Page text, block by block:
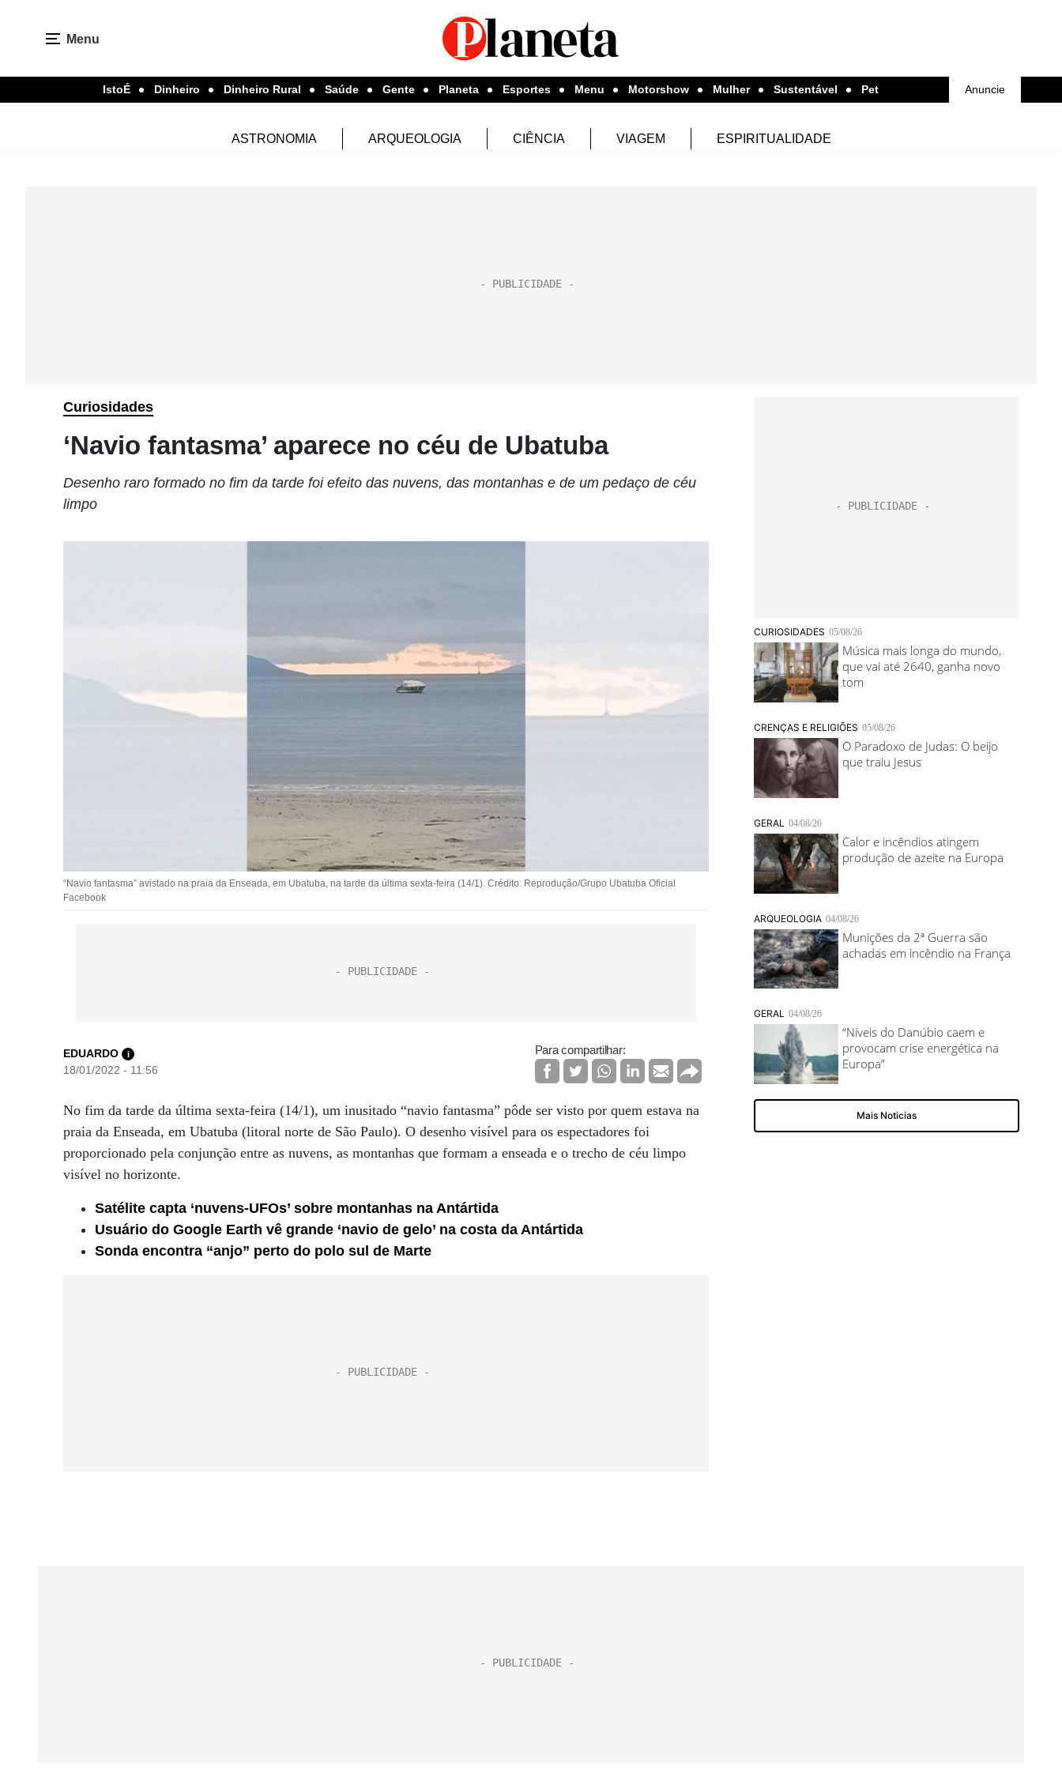
Menu
IstoÉ Dinheiro Dinheiro Rural Saúde Gente Planeta Esportes Menu Motorshow Mulher Sustentável Pet Anuncie
ASTRONOMIA ARQUEOLOGIA CIÊNCIA VIAGEM ESPIRITUALIDADE
Curiosidades
‘Navio fantasma’ aparece no céu de Ubatuba
Desenho raro formado no fim da tarde foi efeito das nuvens, das montanhas e de um pedaço de céu
limpo
“Navio fantasma” avistado na praia da Enseada, em Ubatuba, na tarde da última sexta-feira (14/1). Crédito: Reprodução/Grupo Ubatuba Oficial
Facebook
EDUARDO i
18/01/2022 - 11:56
Para compartilhar:
No fim da tarde da última sexta-feira (14/1), um inusitado “navio fantasma” pôde ser visto por quem estava na
praia da Enseada, em Ubatuba (litoral norte de São Paulo). O desenho visível para os espectadores foi
proporcionado pela conjunção entre as nuvens, as montanhas que formam a enseada e o trecho de céu limpo
visível no horizonte.
Satélite capta ‘nuvens-UFOs’ sobre montanhas na Antártida
Usuário do Google Earth vê grande ‘navio de gelo’ na costa da Antártida
Sonda encontra “anjo” perto do polo sul de Marte